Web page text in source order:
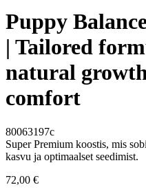
Puppy
| Tailored
natural
comfort
80063197c
Super Premium koostis, mis
kasvu ja optimaalset seedimist.
72,00 €